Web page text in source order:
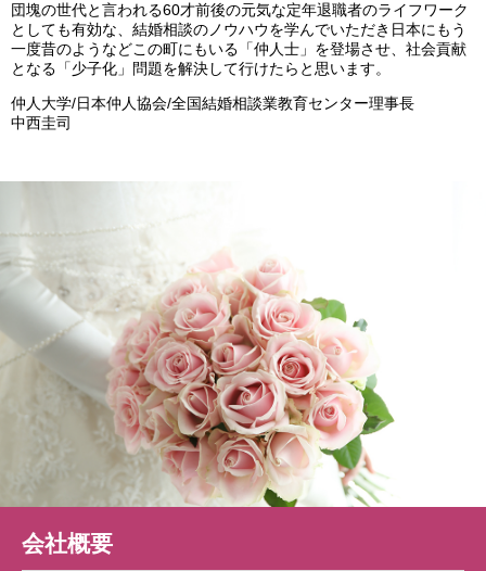
団塊の世代と言われる60才前後の元気な定年退職者のライフワーク
としても有効な、結婚相談のノウハウを学んでいただき日本にもう
一度昔のようなどこの町にもいる「仲人士」を登場させ、社会貢献
となる「少子化」問題を解決して行けたらと思います。
仲人大学/日本仲人協会/全国結婚相談業教育センター理事長
中西圭司
会社概要